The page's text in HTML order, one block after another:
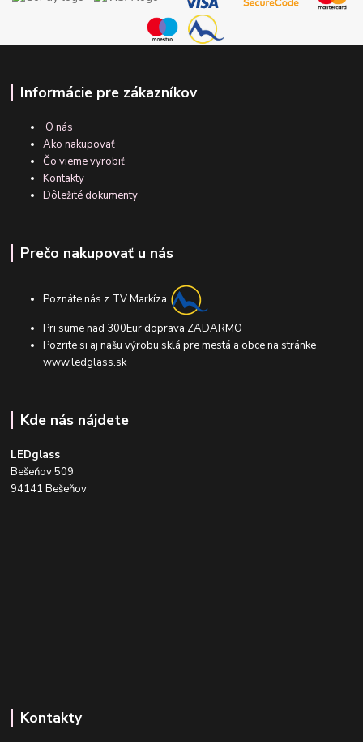
Informácie pre zákazníkov
O nás
Ako nakupovať
Čo vieme vyrobiť
Kontakty
Dôležité dokumenty
Prečo nakupovať u nás
Poznáte nás z TV Markíza
Pri sume nad 300Eur doprava ZADARMO
Pozrite si aj našu výrobu sklá pre mestá a obce na stránke
www.ledglass.sk
Kde nás nájdete
LEDglass
Bešeňov 509
94141 Bešeňov
Kontakty